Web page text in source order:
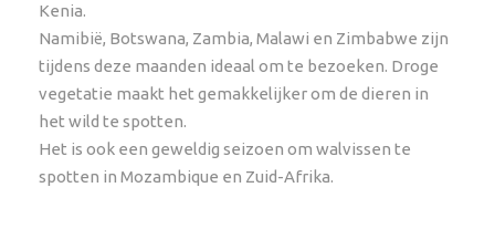
Kenia.
Namibië, Botswana, Zambia, Malawi en Zimbabwe zijn
tijdens deze maanden ideaal om te bezoeken. Droge
vegetatie maakt het gemakkelijker om de dieren in
het wild te spotten.
Het is ook een geweldig seizoen om walvissen te
spotten in Mozambique en Zuid-Afrika.